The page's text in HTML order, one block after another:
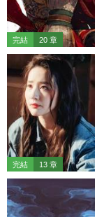
完結 20 章
完結 13 章